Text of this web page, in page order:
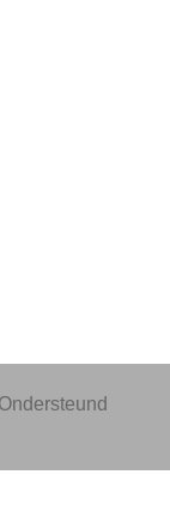
Ondersteund